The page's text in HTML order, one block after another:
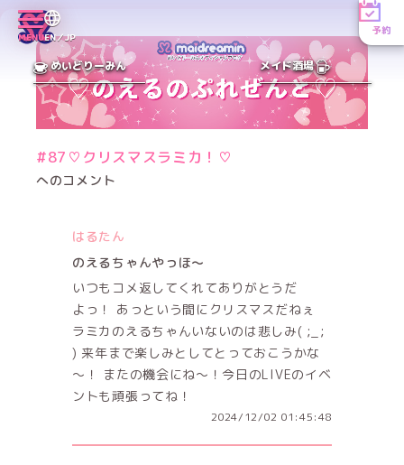
MENUEN／JP
予約
めいどりーみん メイド酒場
#87♡クリスマスラミカ！♡
へのコメント
はるたん
のえるちゃんやっほ〜
いつもコメ返してくれてありがとうだ
よっ！ あっという間にクリスマスだねぇ
ラミカのえるちゃんいないのは悲しみ( ;_;
) 来年まで楽しみとしてとっておこうかな
～！ またの機会にね〜！今日のLIVEのイベ
ントも頑張ってね！
2024/12/02 01:45:48